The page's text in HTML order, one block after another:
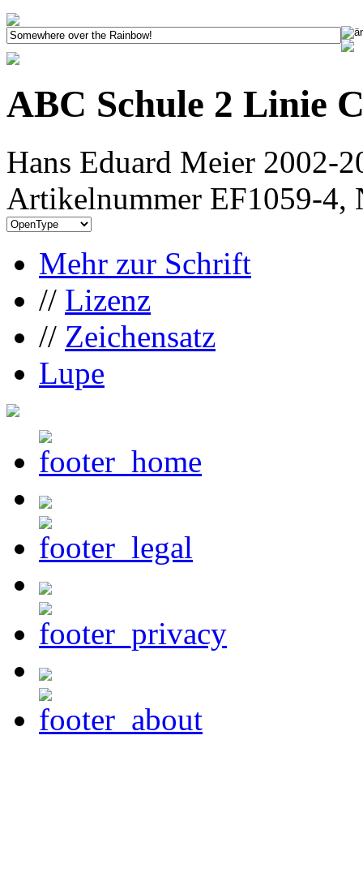
ABC Schule 2 Linie
Hans Eduard Meier 2002-
Artikelnummer EF1059-4,
Mehr zur Schrift
// Lizenz
// Zeichensatz
Lupe